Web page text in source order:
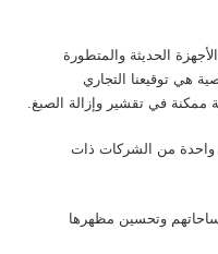
الحديثة والمتطورة
هي توقيعنا التجاري
في تقشير وإزالة الصبغ.
واحدة من الشركات ذات
وتحسين مظهرها